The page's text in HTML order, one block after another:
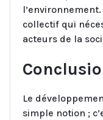
collectif qui
acteurs de la
Le
simple notion ;